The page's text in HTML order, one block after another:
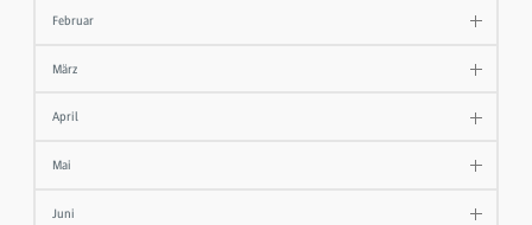
Februar
März
April
Mai
Juni